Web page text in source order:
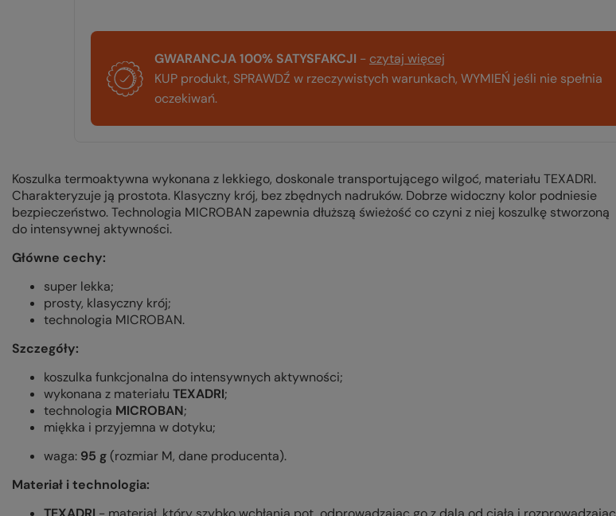
GWARANCJA 100% SATYSFAKCJI - czytaj więcej
KUP produkt, SPRAWDŹ w rzeczywistych warunkach, WYMIEŃ jeśli nie spełnia
oczekiwań.
Koszulka termoaktywna wykonana z lekkiego, doskonale transportującego wilgoć, materiału TEXADRI.
Charakteryzuje ją prostota. Klasyczny krój, bez zbędnych nadruków. Dobrze widoczny kolor podniesie
bezpieczeństwo. Technologia MICROBAN zapewnia dłuższą świeżość co czyni z niej koszulkę stworzoną
do intensywnej aktywności.
Główne cechy:
super lekka;
prosty, klasyczny krój;
technologia MICROBAN.
Szczegóły:
koszulka funkcjonalna do intensywnych aktywności;
wykonana z materiału TEXADRI;
technologia MICROBAN;
miękka i przyjemna w dotyku;
waga: 95 g(rozmiar M, dane producenta).
Materiał i technologia: